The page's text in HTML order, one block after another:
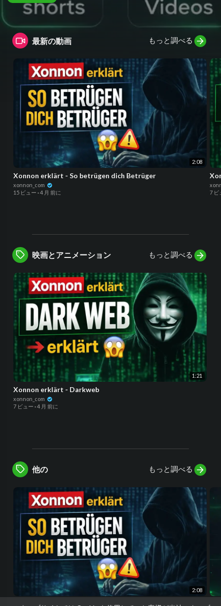
最新の動画 もっと調べる
2:08
Xonnon erklärt - So betrügen dich Betrüger
xonnon_com
15 ビュー ·4 月 前に
7 ビ
映画とアニメーション もっと調べる
1:21
Xonnon erklärt - Darkweb
xonnon_com
7 ビュー ·4 月 前に
他の もっと調べる
2:08
Xonnon erklärt - So betrügen dich Betrüger